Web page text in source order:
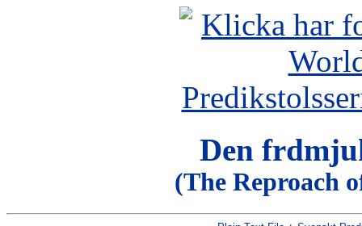
Den
(The Reproach